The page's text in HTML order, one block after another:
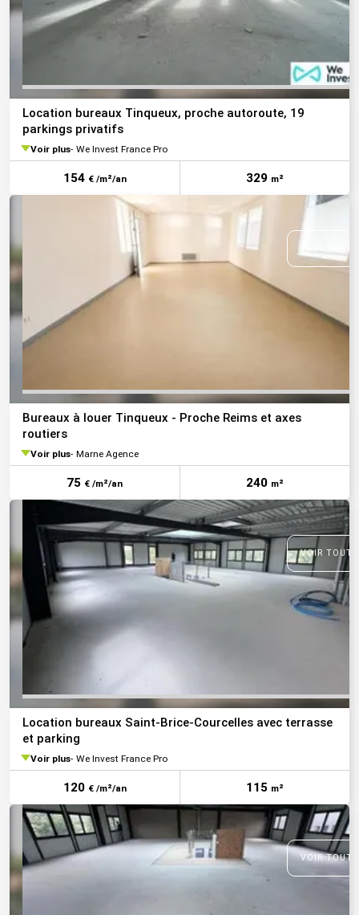
Location bureaux Tinqueux, proche autoroute, 19
parkings privatifs
Voir plus We Invest France Pro
154 € /m²/an 329 m²
Bureaux à louer Tinqueux - Proche Reims et axes
routiers
Voir plus Marne Agence
75 € /m²/an 240 m²
VOIR
Location bureaux Saint-Brice-Courcelles avec terrasse
et parking
Voir plus We Invest France Pro
120 € /m²/an 115 m²
VOIR